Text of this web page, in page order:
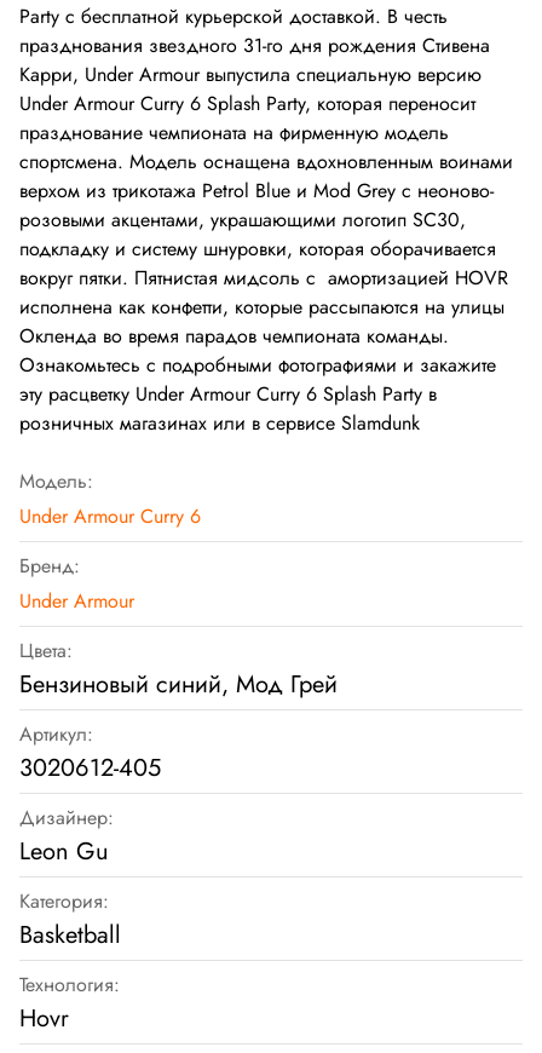
Party с бесплатной курьерской доставкой. В честь
празднования звездного 31-го дня рождения Стивена
Карри, Under Armour выпустила специальную версию
Under Armour Curry 6 Splash Party, которая переносит
празднование чемпионата на фирменную модель
спортсмена. Модель оснащена вдохновленным воинами
верхом из трикотажа Petrol Blue и Mod Grey с неоново-
розовыми акцентами, украшающими логотип SC30,
подкладку и систему шнуровки, которая оборачивается
вокруг пятки. Пятнистая мидсоль с амортизацией HOVR
исполнена как конфетти, которые рассыпаются на улицы
Окленда во время парадов чемпионата команды.
Ознакомьтесь с подробными фотографиями и закажите
эту расцветку Under Armour Curry 6 Splash Party в
розничных магазинах или в сервисе Slamdunk
Модель:
Under Armour Curry 6
Бренд:
Under Armour
Цвета:
Бензиновый синий, Мод Грей
Артикул:
3020612-405
Дизайнер:
Leon Gu
Категория:
Basketball
Технология:
Hovr